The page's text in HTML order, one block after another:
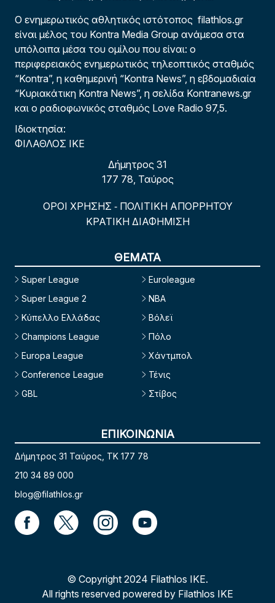
Ο ενημερωτικός αθλητικός ιστότοπος filathlos.gr
είναι μέλος του Kontra Media Group ανάμεσα στα
υπόλοιπα μέσα του ομίλου που είναι: ο
περιφερειακός ενημερωτικός τηλεοπτικός σταθμός
“Kontra”, η καθημερινή “Kontra News”, η εβδομαδιαία
“Κυριακάτικη Kontra News”, η σελίδα Kontranews.gr
και ο ραδιοφωνικός σταθμός Love Radio 97,5.
Ιδιοκτησία:
ΦΙΛΑΘΛΟΣ ΙΚΕ
Δήμητρος 31
177 78, Ταύρος
ΟΡΟΙ ΧΡΗΣΗΣ - ΠΟΛΙΤΙΚΗ ΑΠΟΡΡΗΤΟΥ
ΚΡΑΤΙΚΗ ΔΙΑΦΗΜΙΣΗ
ΘΕΜΑΤΑ
Super League
Super League 2
Κύπελλο Ελλάδας
Champions League
Europa League
Conference League
GBL
Euroleague
NBA
Βόλεϊ
Πόλο
Χάντμπολ
Τένις
Στίβος
ΕΠΙΚΟΙΝΩΝΙΑ
Δήμητρος 31 Ταύρος, TK 177 78
210 34 89 000
blog@filathlos.gr
© Copyright 2024 Filathlos ΙΚΕ.
All rights reserved powered by Filathlos ΙΚΕ